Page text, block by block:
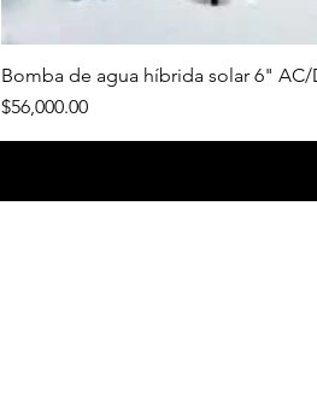
Bomba de agua híbrida solar 6"
Precio
$56,000.00